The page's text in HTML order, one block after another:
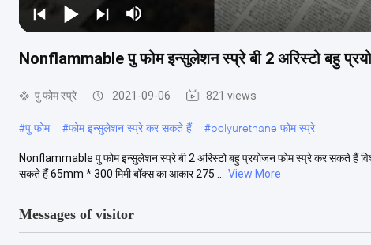
Nonflammable पु फोम इन्सुलेशन स्प्रे बी 2 अरिस्टो बहु
पु फोम स्प्रे 2021-09-06 821 views
#पु फोम #फोम इन्सुलेशन स्प्रे कर सकते हैं #polyurethane फोम स्प्रे
Nonflammable पु फोम इन्सुलेशन स्प्रे बी 2 अरिस्टो बहु प्रयोजन फोम स्प्रे कर सकते हैं
सकते हैं 65mm * 300 मिमी बॉक्स का आकार 275 ...
View More
Messages of visitor